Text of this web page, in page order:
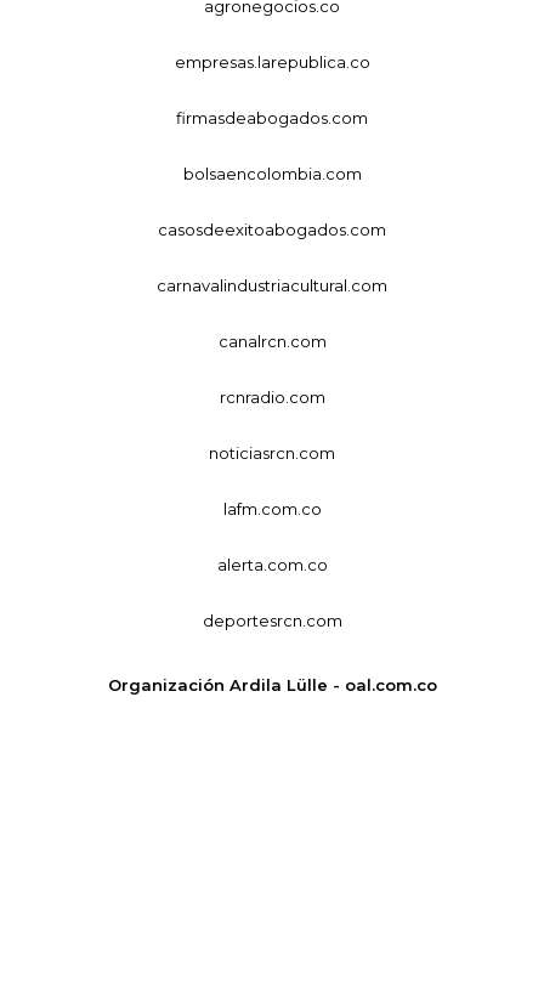
agronegocios.co
empresas.larepublica.co
firmasdeabogados.com
bolsaencolombia.com
casosdeexitoabogados.com
carnavalindustriacultural.com
canalrcn.com
rcnradio.com
noticiasrcn.com
lafm.com.co
alerta.com.co
deportesrcn.com
Organización Ardila Lülle - oal.com.co